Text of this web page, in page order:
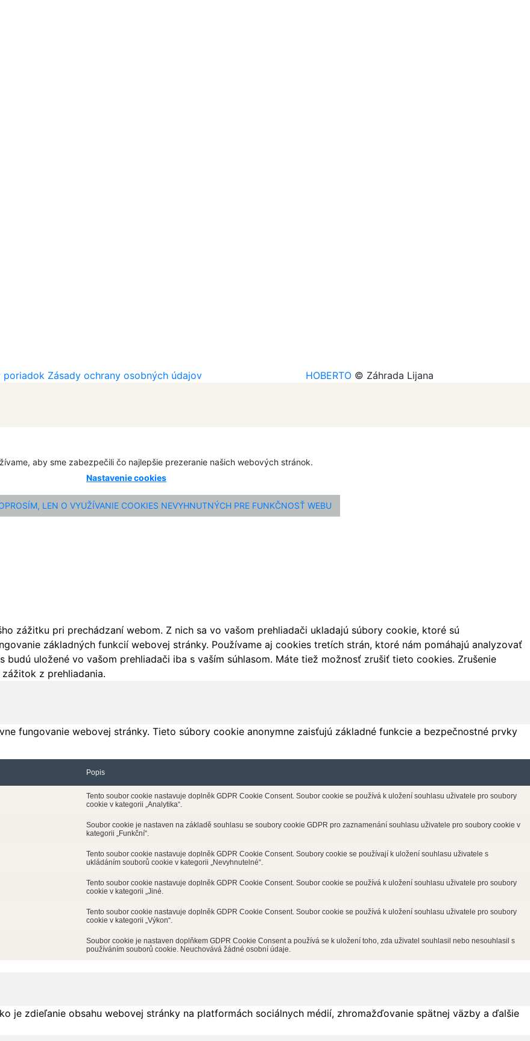
poriadok Zásady ochrany osobných údajov HOBERTO © Záhrada Lijana
aby sme zabezpečili čo najlepšie prezeranie našich webových stránok.
Nastavenie cookies
LEN O VYUŽÍVANIE COOKIES NEVYHNUTNÝCH PRE FUNKČNOSŤ WEBU
zážitku pri prechádzaní webom. Z nich sa vo vašom prehliadači ukladajú súbory cookie, ktoré sú
základných funkcií webovej stránky. Používame aj cookies tretích strán, ktoré nám pomáhajú analyzovať
uložené vo vašom prehliadači iba s vaším súhlasom. Máte tiež možnosť zrušiť tieto cookies. Zrušenie
z prehliadania.
fungovanie webovej stránky. Tieto súbory cookie anonymne zaisťujú základné funkcie a bezpečnostné prvky
Popis
Tento soubor cookie nastavuje doplněk GDPR Cookie Consent. Soubor cookie se používá k uložení souhlasu uživatele pro soubory
cookie v kategorii „Analytika“.
Soubor cookie je nastaven na základě souhlasu se soubory cookie GDPR pro zaznamenání souhlasu uživatele pro soubory cookie v
kategorii „Funkční“.
Tento soubor cookie nastavuje doplněk GDPR Cookie Consent. Soubory cookie se používají k uložení souhlasu uživatele s
ukládáním souborů cookie v kategorii „Nevyhnutelné“.
Tento soubor cookie nastavuje doplněk GDPR Cookie Consent. Soubor cookie se používá k uložení souhlasu uživatele pro soubory
cookie v kategorii „Jiné.
Tento soubor cookie nastavuje doplněk GDPR Cookie Consent. Soubor cookie se používá k uložení souhlasu uživatele pro soubory
cookie v kategorii „Výkon“.
Soubor cookie je nastaven doplňkem GDPR Cookie Consent a používá se k uložení toho, zda uživatel souhlasil nebo nesouhlasil s
používáním souborů cookie. Neuchovává žádné osobní údaje.
je zdieľanie obsahu webovej stránky na platformách sociálnych médií, zhromažďovanie spätnej väzby a ďalšie